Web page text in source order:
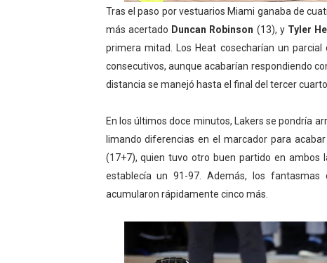
Tras el paso por vestuarios Miami ganaba de
más acertado Duncan Robinson (13), y Tyler
primera mitad. Los Heat cosecharían un
consecutivos, aunque acabarían respondiendo
distancia se manejó hasta el final del tercer
En los últimos doce minutos, Lakers se pondría
limando diferencias en el marcador para
(17+7), quien tuvo otro buen partido en ambos
establecía un 91-97. Además, los
acumularon rápidamente cinco más.